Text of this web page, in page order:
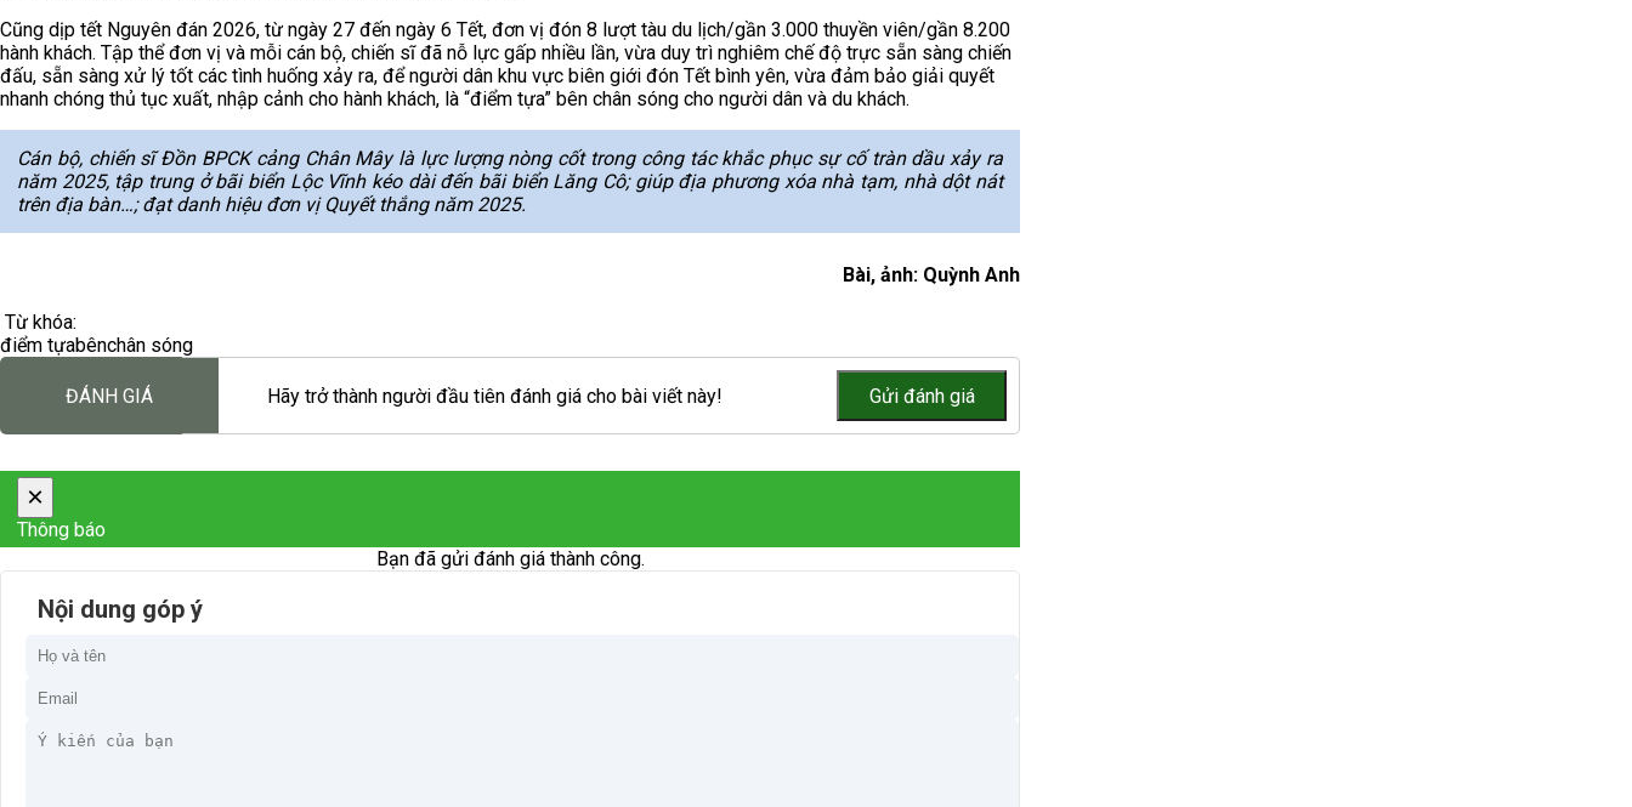
Cũng dịp tết Nguyên đán 2026, từ ngày 27 đến ngày 6 Tết, đơn vị đón 8 lượt tàu du lịch/gần 3.000 thuyền viên/gần 8.200
hành khách. Tập thể đơn vị và mỗi cán bộ, chiến sĩ đã nỗ lực gấp nhiều lần, vừa duy trì nghiêm chế độ trực sẵn sàng chiến
đấu, sẵn sàng xử lý tốt các tình huống xảy ra, để người dân khu vực biên giới đón Tết bình yên, vừa đảm bảo giải quyết
nhanh chóng thủ tục xuất, nhập cảnh cho hành khách, là “điểm tựa” bên chân sóng cho người dân và du khách.
Cán bộ, chiến sĩ Đồn BPCK cảng Chân Mây là lực lượng nòng cốt trong công tác khắc phục sự cố tràn dầu xảy ra
năm 2025, tập trung ở bãi biển Lộc Vĩnh kéo dài đến bãi biển Lăng Cô; giúp địa phương xóa nhà tạm, nhà dột nát
trên địa bàn…; đạt danh hiệu đơn vị Quyết thắng năm 2025.
Bài, ảnh: Quỳnh Anh
Từ khóa:
điểm tựabênchân sóng
ĐÁNH GIÁ Hãy trở thành người đầu tiên đánh giá cho bài viết này!
×
Thông báo
Bạn đã gửi đánh giá thành công.
Nội dung góp ý